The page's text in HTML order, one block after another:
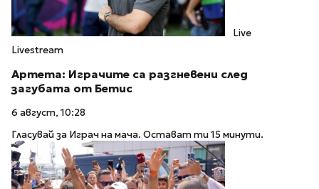
Live
Livestream
Артета: Играчите са разгневени след
загубата от Бетис
6 август, 10:28
Гласувай за Играч на мача. Остават ти 15 минути.